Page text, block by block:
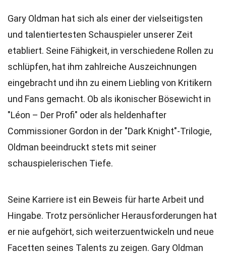
Gary Oldman hat sich als einer der vielseitigsten
und talentiertesten Schauspieler unserer Zeit
etabliert. Seine Fähigkeit, in verschiedene Rollen zu
schlüpfen, hat ihm zahlreiche Auszeichnungen
eingebracht und ihn zu einem Liebling von Kritikern
und Fans gemacht. Ob als ikonischer Bösewicht in
"Léon – Der Profi" oder als heldenhafter
Commissioner Gordon in der "Dark Knight"-Trilogie,
Oldman beeindruckt stets mit seiner
schauspielerischen Tiefe.
Seine Karriere ist ein Beweis für harte Arbeit und
Hingabe. Trotz persönlicher Herausforderungen hat
er nie aufgehört, sich weiterzuentwickeln und neue
Facetten seines Talents zu zeigen. Gary Oldman